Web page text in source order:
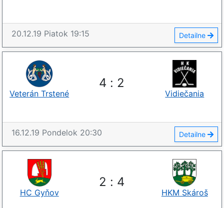
20.12.19 Piatok 19:15 Detailne
4 : 2
Veterán Trstené Vidiečania
16.12.19 Pondelok 20:30 Detailne
2 : 4
HC Gyňov HKM Skároš